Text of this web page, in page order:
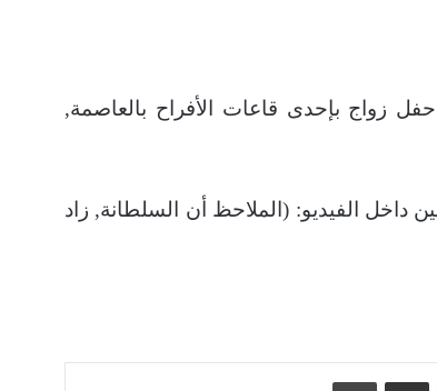
زواج بإحدى قاعات الأفراح بالعاصمة,
داخل الفيديو: (الملاحظ أن السلطانة, زاد
لينكدإن مشاركة عبر البريد